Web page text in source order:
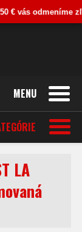
MENU
LA
€ vás odmeníme